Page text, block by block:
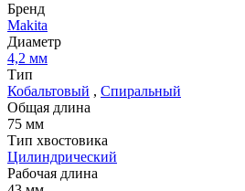
Бренд
Makita
Диаметр
4,2 мм
Тип
Кобальтовый , Спиральный
Общая длина
75 мм
Тип хвостовика
Цилиндрический
Рабочая длина